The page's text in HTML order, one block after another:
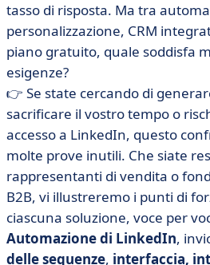
• lemlist vs Waalaxy: confronta i
• lemlist vs Waalaxy: quale
• lemlist vs Waalaxy: integrazioni
• Quando scegliere lemlist o
• lemlist o Waalaxy: due visioni,
per le vostre esigenze
• FAQ: lemlist vs Waalaxy
tasso di risposta. Ma tra
personalizzazione, CRM
piano gratuito, quale soddisfa
esigenze?
👉 Se state cercando di
sacrificare il vostro tempo o
accesso a LinkedIn, questo
molte prove inutili. Che siate
rappresentanti di vendita o
B2B, vi illustreremo i punti di
ciascuna soluzione, voce per
Automazione di LinkedIn,
delle sequenze, interfaccia,